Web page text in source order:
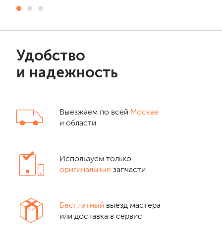
Удобство
и надежность
Выезжаем по всей Москве
и области
Используем только
оригинальные запчасти
Бесплатный выезд мастера
или доставка в сервис